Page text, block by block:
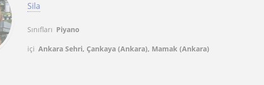
Sila
Sınıfları Piyano
içi Ankara Sehri, Çankaya (Ankara), Mamak (Ankara)